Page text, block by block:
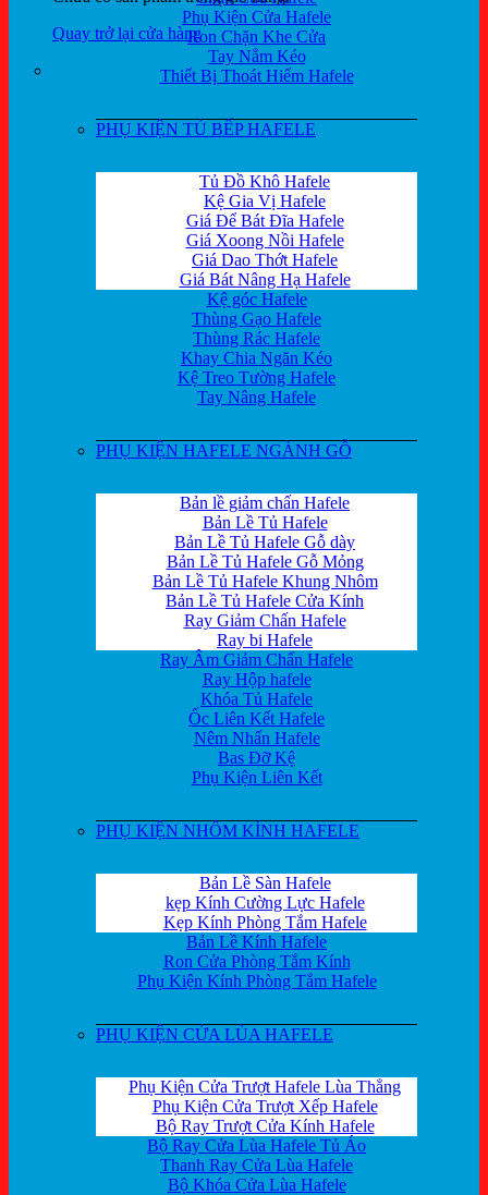
Quay trở lại cửa hàng
Phụ Kiện Cửa Hafele
Ron Chặn Khe Cửa
Tay Nắm Kéo
Thiết Bị Thoát Hiểm Hafele
PHỤ KIỆN TỦ BẾP HAFELE
Tủ Đồ Khô Hafele
Kệ Gia Vị Hafele
Giá Để Bát Đĩa Hafele
Giá Xoong Nồi Hafele
Giá Dao Thớt Hafele
Giá Bát Nâng Hạ Hafele
Kệ góc Hafele
Thùng Gạo Hafele
Thùng Rác Hafele
Khay Chia Ngăn Kéo
Kệ Treo Tường Hafele
Tay Nâng Hafele
PHỤ KIỆN HAFELE NGÀNH GỖ
Bản lề giảm chấn Hafele
Bản Lề Tủ Hafele
Bản Lề Tủ Hafele Gỗ dày
Bản Lề Tủ Hafele Gỗ Mỏng
Bản Lề Tủ Hafele Khung Nhôm
Bản Lề Tủ Hafele Cửa Kính
Ray Giảm Chấn Hafele
Ray bi Hafele
Ray Âm Giảm Chấn Hafele
Ray Hộp hafele
Khóa Tủ Hafele
Ốc Liên Kết Hafele
Nêm Nhấn Hafele
Bas Đỡ Kệ
Phụ Kiện Liên Kết
PHỤ KIỆN NHÔM KÍNH HAFELE
Bản Lề Sàn Hafele
kẹp Kính Cường Lực Hafele
Kẹp Kính Phòng Tắm Hafele
Bản Lề Kính Hafele
Ron Cửa Phòng Tắm Kính
Phụ Kiện Kính Phòng Tắm Hafele
PHỤ KIỆN CỬA LÙA HAFELE
Phụ Kiện Cửa Trượt Hafele Lùa Thẳng
Phụ Kiện Cửa Trượt Xếp Hafele
Bộ Ray Trượt Cửa Kính Hafele
Bộ Ray Cửa Lùa Hafele Tủ Áo
Thanh Ray Cửa Lùa Hafele
Bộ Khóa Cửa Lùa Hafele